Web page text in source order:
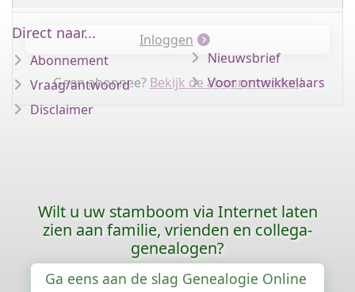
Inloggen
Geen abonnee? Bekijk de abonnementen!
Direct naar...
Abonnement
Vraag/antwoord
Disclaimer
Nieuwsbrief
Voor ontwikkelaars
Wilt u uw stamboom via Internet laten
zien aan familie, vrienden en collega-
genealogen?
Ga eens aan de slag Genealogie Online